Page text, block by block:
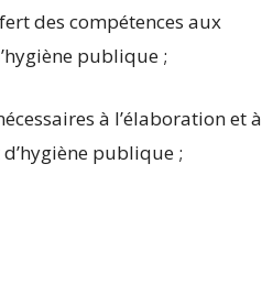
des compétences aux
publique ;
à l’élaboration et à
publique ;